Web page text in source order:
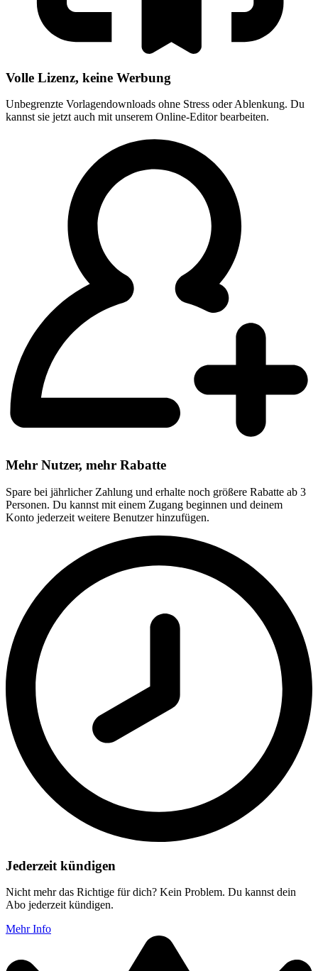
Volle Lizenz, keine Werbung
Unbegrenzte Vorlagendownloads ohne Stress oder Ablenkung. Du
kannst sie jetzt auch mit unserem Online-Editor bearbeiten.
Mehr Nutzer, mehr Rabatte
Spare bei jährlicher Zahlung und erhalte noch größere Rabatte ab 3
Personen. Du kannst mit einem Zugang beginnen und deinem
Konto jederzeit weitere Benutzer hinzufügen.
Jederzeit kündigen
Nicht mehr das Richtige für dich? Kein Problem. Du kannst dein
Abo jederzeit kündigen.
Mehr Info